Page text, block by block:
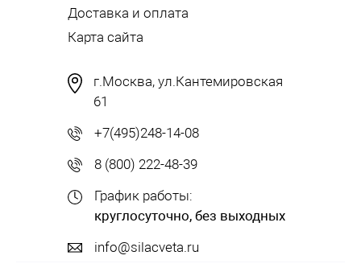
Доставка и оплата
Карта сайта
г.Москва, ул.Кантемировская
61
+7(495)248-14-08
8 (800) 222-48-39
График работы:
круглосуточно, без выходных
info@silacveta.ru